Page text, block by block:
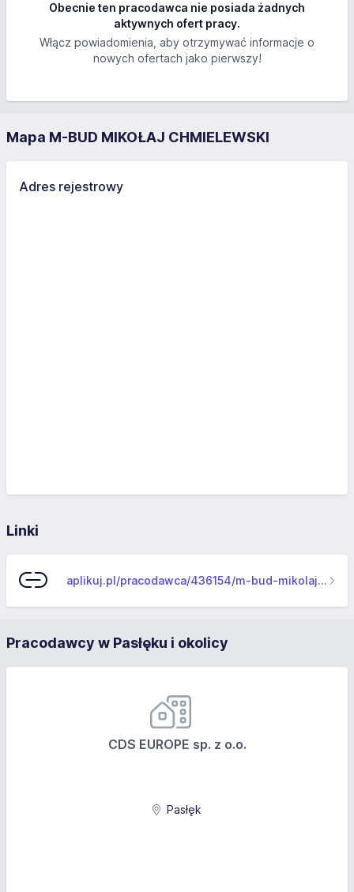
Obecnie ten pracodawca nie posiada żadnych
aktywnych ofert pracy.
Włącz powiadomienia, aby otrzymywać informacje o
nowych ofertach jako pierwszy!
Mapa M-BUD MIKOŁAJ CHMIELEWSKI
Adres rejestrowy
Linki
aplikuj.pl/pracodawca/436154/m-bud-mikolaj-chmielewski
Pracodawcy w Pasłęku i okolicy
CDS EUROPE sp. z o.o.
Pasłęk